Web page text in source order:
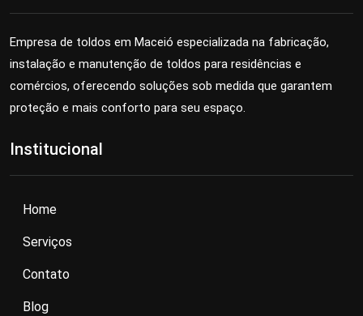
Empresa de toldos em Maceió especializada na fabricação,
instalação e manutenção de toldos para residências e
comércios, oferecendo soluções sob medida que garantem
proteção e mais conforto para seu espaço.
Institucional
Home
Serviços
Contato
Blog